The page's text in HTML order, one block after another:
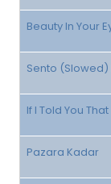
Beauty In Your
Sento (Slowed)
If I Told You That
Pazara Kadar